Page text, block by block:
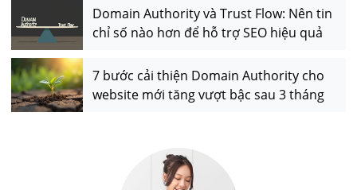
Domain Authority và Trust Flow: Nên tin
chỉ số nào hơn để hỗ trợ SEO hiệu quả
7 bước cải thiện Domain Authority cho
website mới tăng vượt bậc sau 3 tháng